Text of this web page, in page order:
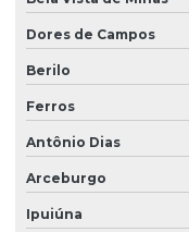
Dores de Campos
Berilo
Ferros
Antônio Dias
Arceburgo
Ipuiúna